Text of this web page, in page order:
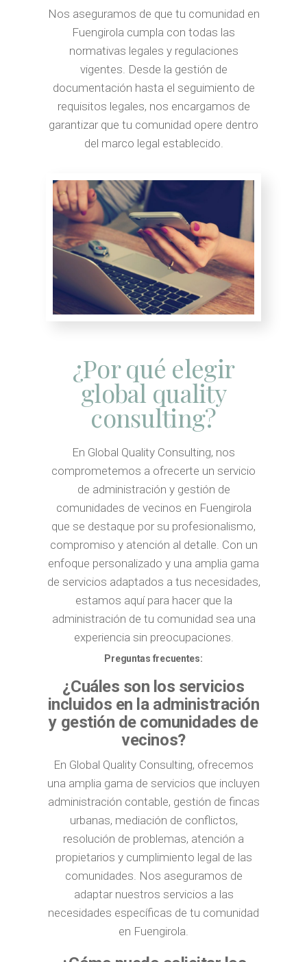
Nos aseguramos de que tu comunidad en
Fuengirola cumpla con todas las
normativas legales y regulaciones
vigentes. Desde la gestión de
documentación hasta el seguimiento de
requisitos legales, nos encargamos de
garantizar que tu comunidad opere dentro
del marco legal establecido.
¿Por qué elegir
global quality
consulting?
En Global Quality Consulting, nos
comprometemos a ofrecerte un servicio
de administración y gestión de
comunidades de vecinos en Fuengirola
que se destaque por su profesionalismo,
compromiso y atención al detalle. Con un
enfoque personalizado y una amplia gama
de servicios adaptados a tus necesidades,
estamos aquí para hacer que la
administración de tu comunidad sea una
experiencia sin preocupaciones.
Preguntas frecuentes:
¿Cuáles son los servicios
incluidos en la administración
y gestión de comunidades de
vecinos?
En Global Quality Consulting, ofrecemos
una amplia gama de servicios que incluyen
administración contable, gestión de fincas
urbanas, mediación de conflictos,
resolución de problemas, atención a
propietarios y cumplimiento legal de las
comunidades. Nos aseguramos de
adaptar nuestros servicios a las
necesidades específicas de tu comunidad
en Fuengirola.